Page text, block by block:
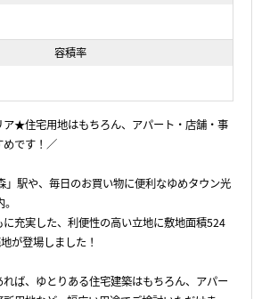
容積率
ア★住宅用地はもちろん、アパート・店舗・事
です！／
」駅や、毎日のお買い物に便利なゆめタウン光
充実した、利便性の高い立地に敷地面積524
が登場しました！
ば、ゆとりある住宅建築はもちろん、アパー